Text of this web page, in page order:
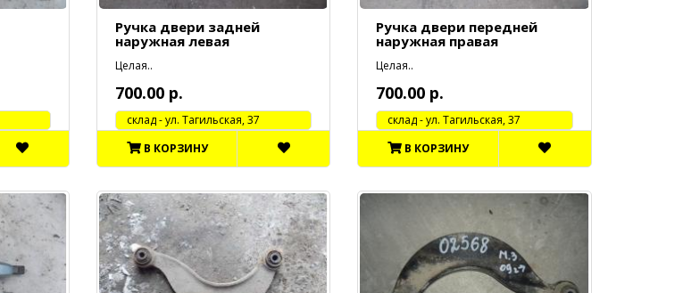
Ручка двери задней
наружная левая
Целая..
700.00 р.
cклад - ул. Тагильская, 37
В КОРЗИНУ
Ручка двери передней
наружная правая
Целая..
700.00 р.
cклад - ул. Тагильская, 37
В КОРЗИНУ